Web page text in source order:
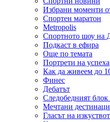
Избрани моменти
Спортен маратон
Metropolis
Спортното шоу на
Подкаст в ефира
Още по темата
Портрети на успеха
Как да живеем до
Финес
Дебатът
Следобедният
Мечтани
Гласът на